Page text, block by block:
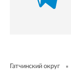
Гатчинский округ